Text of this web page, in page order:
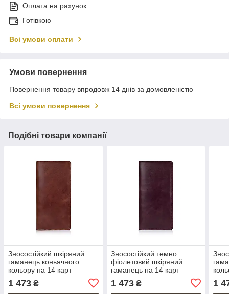
Оплата на рахунок
Готівкою
Всі умови оплати
Умови повернення
Повернення товару впродовж 14 днів за домовленістю
Всі умови повернення
Подібні товари компанії
Зносостійкий шкіряний
гаманець коньячного
кольору на 14 карт
1 473 ₴
Зносостійкий темно
фіолетовий шкіряний
гаманець на 14 карт
1 473₴ 1